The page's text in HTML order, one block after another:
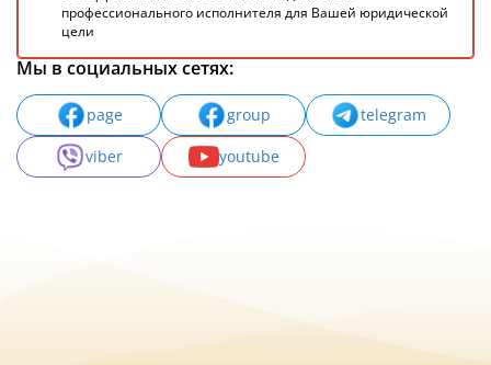
профессионального исполнителя для Вашей юридической
цели
Мы в социальных сетях:
page group
telegram
viber
youtube